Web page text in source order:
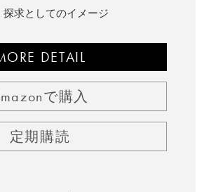
求としてのイメージ
DETAIL
で購入
定期購読